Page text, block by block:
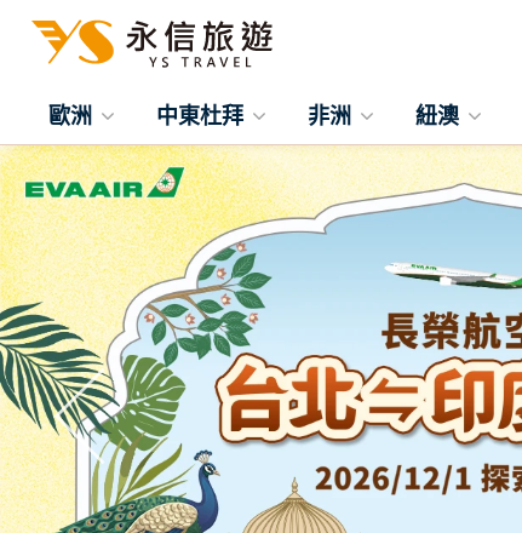
歐洲 中東杜拜 非洲 紐澳
往前